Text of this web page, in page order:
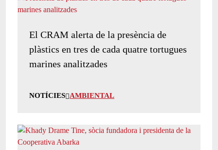
El CRAM alerta de la presència de
plàstics en tres de cada quatre tortugues
marines analitzades
NOTÍCIES AMBIENTAL